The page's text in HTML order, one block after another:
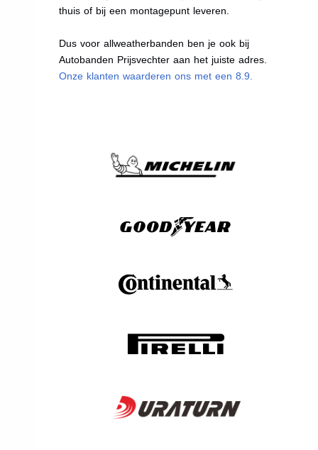
thuis of bij een montagepunt leveren.
Dus voor allweatherbanden ben je ook bij
Autobanden Prijsvechter aan het juiste adres.
Onze klanten waarderen ons met een 8.9.